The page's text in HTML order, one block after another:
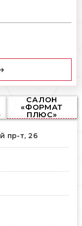
САЛОН
«ФОРМАТ
ПЛЮС»
пр-т, 26